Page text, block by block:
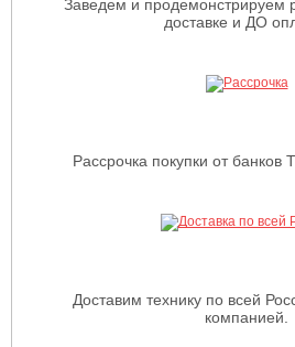
Заведем и продемонстрируем
доставке и ДО
Рассрочка покупки от
Доставим технику по всей
компанией.